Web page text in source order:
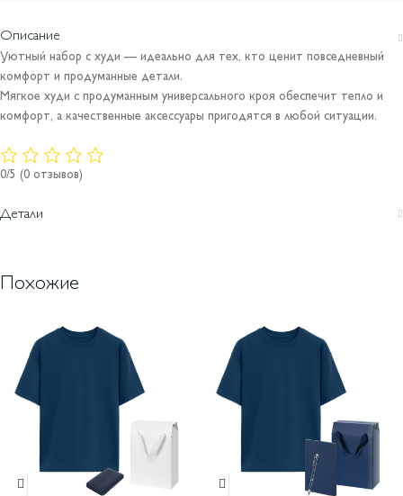
Описание
Уютный набор с худи — идеально для тех, кто ценит повседневный
комфорт и продуманные детали.
Мягкое худи с продуманным универсального кроя обеспечит тепло и
комфорт, а качественные аксессуары пригодятся в любой ситуации.
0/5 (0 отзывов)
Детали
Похожие